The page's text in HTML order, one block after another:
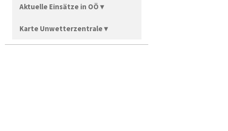
Aktuelle Einsätze in OÖ ▾
Karte Unwetterzentrale ▾